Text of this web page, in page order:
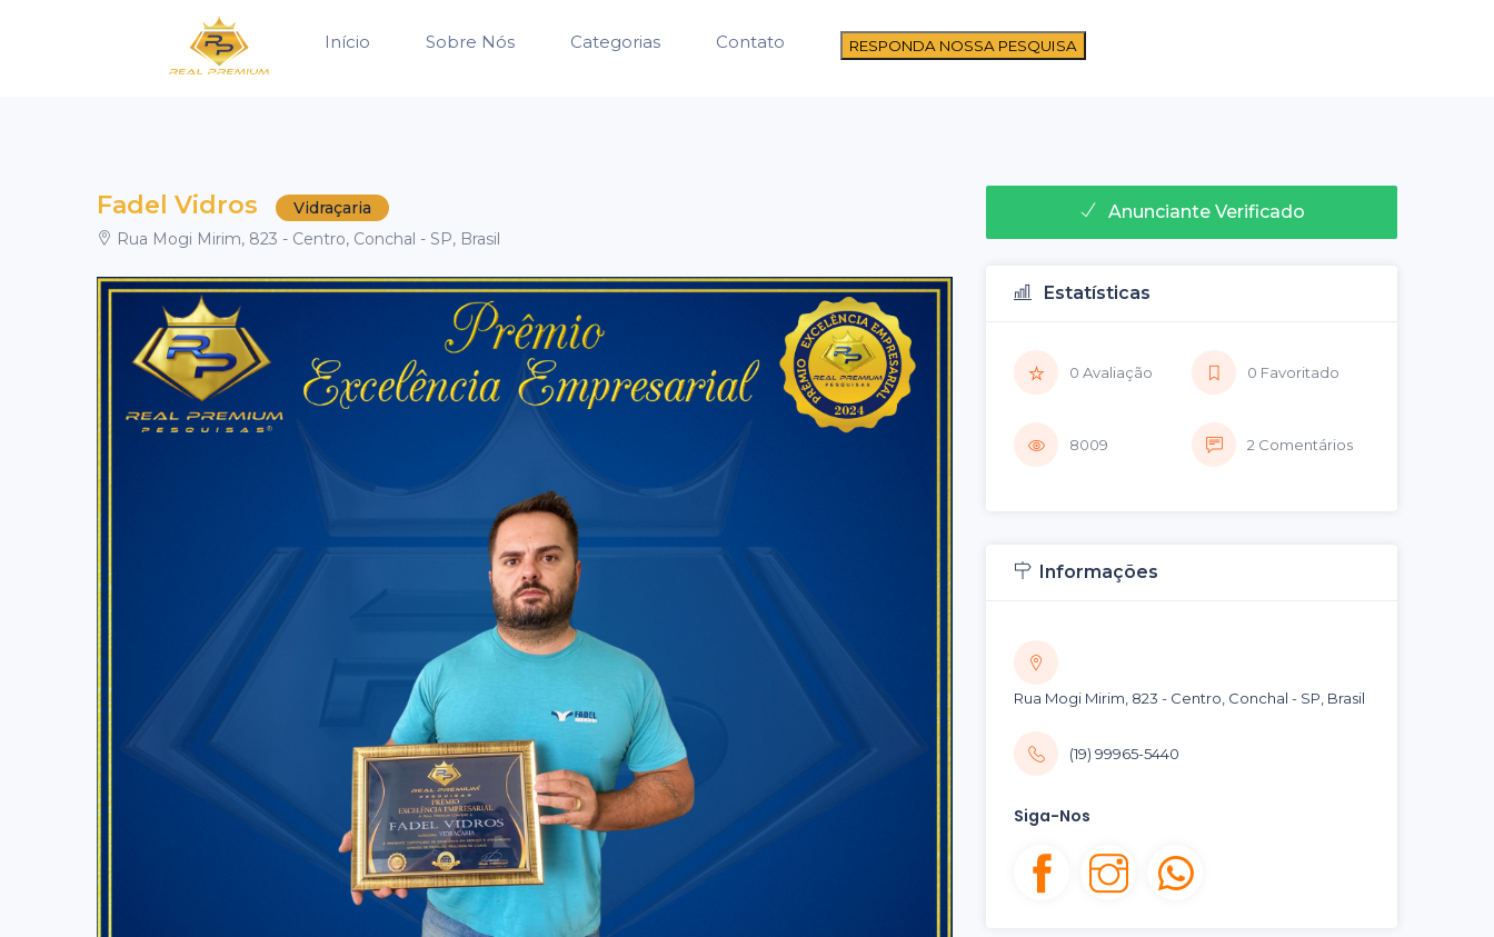
Início Sobre Nós Categorias Contato RESPONDA NOSSA PESQUISA
Fadel Vidros
Vidraçaria
Rua Mogi Mirim, 823 - Centro, Conchal - SP, Brasil
Anunciante Verificado
Estatísticas
0 Avaliação 0 Favoritado
8009 2 Comentários
Informações
Rua Mogi Mirim, 823 - Centro, Conchal - SP, Brasil
(19) 99965-5440
Siga-Nos